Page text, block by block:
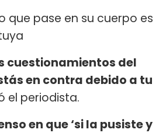
que pase en su cuerpo es
cuestionamientos del
en contra debido a tu
el periodista.
en que ‘si la pusiste y